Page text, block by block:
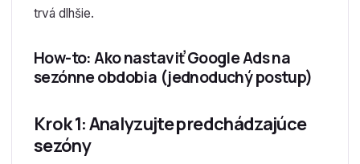
trvá dlhšie.
How-to: Ako nastaviť Google Ads na
sezónne obdobia (jednoduchý postup)
Krok 1: Analyzujte predchádzajúce
sezóny